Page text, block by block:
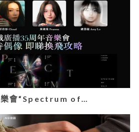
樂會“Spectrum of…